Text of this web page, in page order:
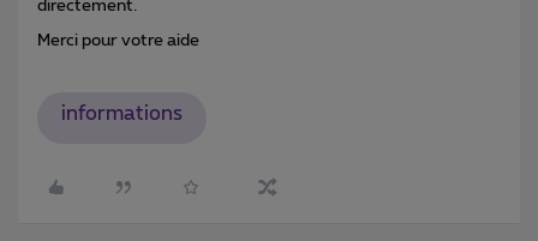
directement.
Merci pour votre aide
informations